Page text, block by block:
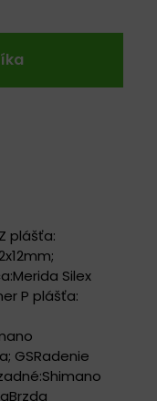
plášťa:
Silex
P plášťa:
GSRadenie